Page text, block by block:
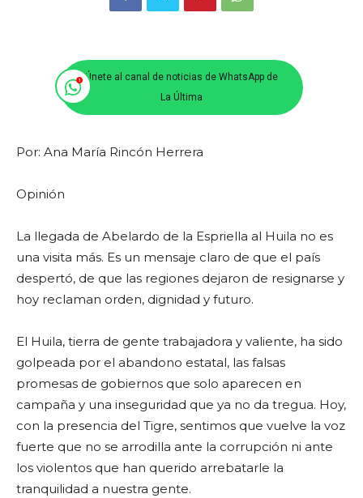
Únete al canal de noticias de WhatsApp de
La Última
Por: Ana María Rincón Herrera
Opinión
La llegada de Abelardo de la Espriella al Huila no es
una visita más. Es un mensaje claro de que el país
despertó, de que las regiones dejaron de resignarse y
hoy reclaman orden, dignidad y futuro.
El Huila, tierra de gente trabajadora y valiente, ha sido
golpeada por el abandono estatal, las falsas
promesas de gobiernos que solo aparecen en
campaña y una inseguridad que ya no da tregua. Hoy,
con la presencia del Tigre, sentimos que vuelve la voz
fuerte que no se arrodilla ante la corrupción ni ante
los violentos que han querido arrebatarle la
tranquilidad a nuestra gente.